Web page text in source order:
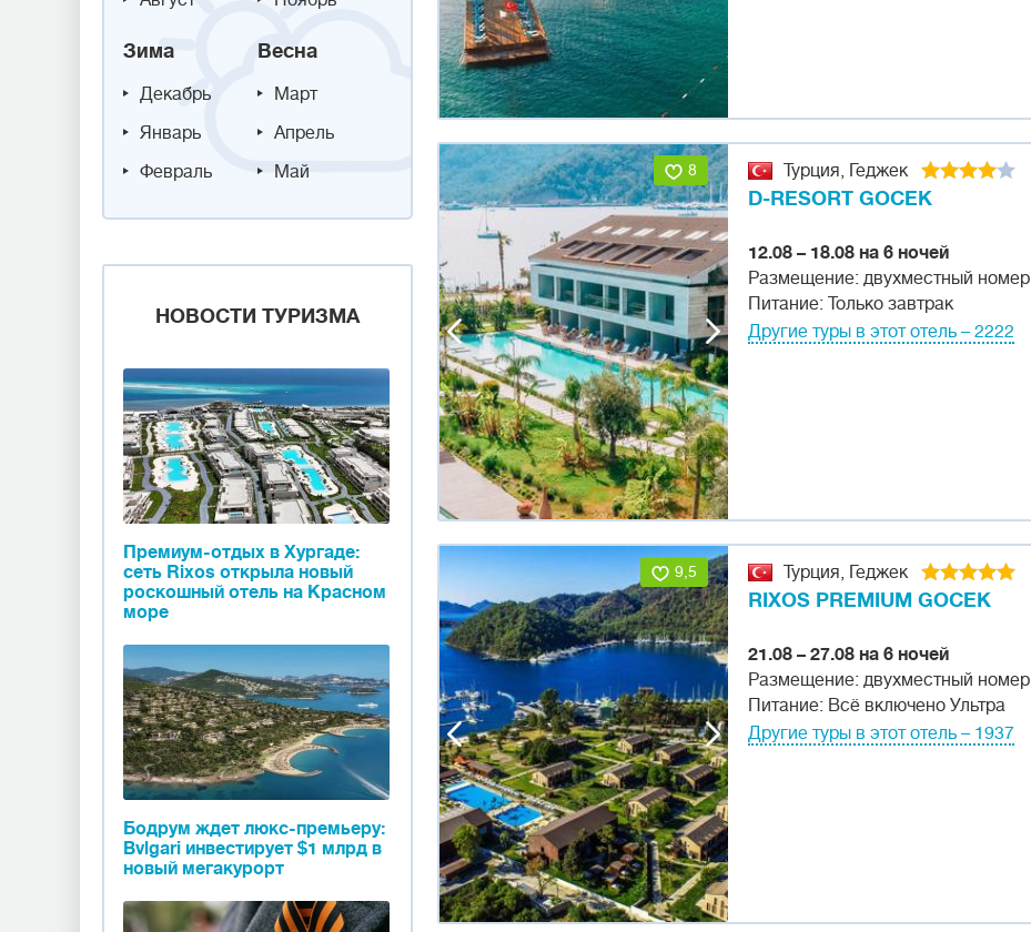
Зима
Декабрь
Январь
Февраль
Весна
Март
Апрель
Май
НОВОСТИ ТУРИЗМА
Премиум-отдых в Хургаде:
сеть Rixos открыла новый
роскошный отель на Красном
море
Бодрум ждет люкс-премьеру:
Bvlgari инвестирует $1 млрд в
новый мегакурорт
8 Турция, Геджек
D-RESORT GOCEK
12.08 – 18.08 на 6 ночей
Размещение: двухместный номер
Питание: Только завтрак
Другие туры в этот отель – 2222
9,5 Турция, Геджек
RIXOS PREMIUM GOCEK
21.08 – 27.08 на 6 ночей
Размещение: двухместный номер
Питание: Всё включено Ультра
Другие туры в этот отель – 1937